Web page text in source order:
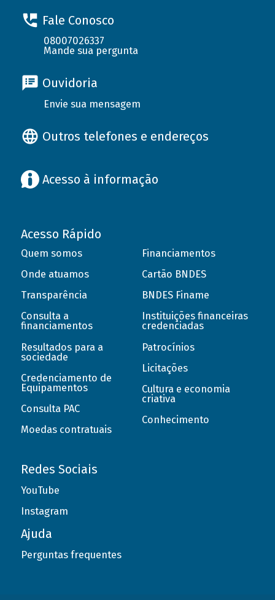
Fale Conosco
08007026337
Mande sua pergunta
Ouvidoria
Envie sua mensagem
Outros telefones e endereços
Acesso à informação
Acesso Rápido
Quem somos
Onde atuamos
Transparência
Consulta a
financiamentos
Resultados para a
sociedade
Credenciamento de
Equipamentos
Consulta PAC
Moedas contratuais
Financiamentos
Cartão BNDES
BNDES Finame
Instituições financeiras
credenciadas
Patrocínios
Licitações
Cultura e economia
criativa
Conhecimento
Redes Sociais
YouTube
Instagram
Ajuda
Perguntas frequentes